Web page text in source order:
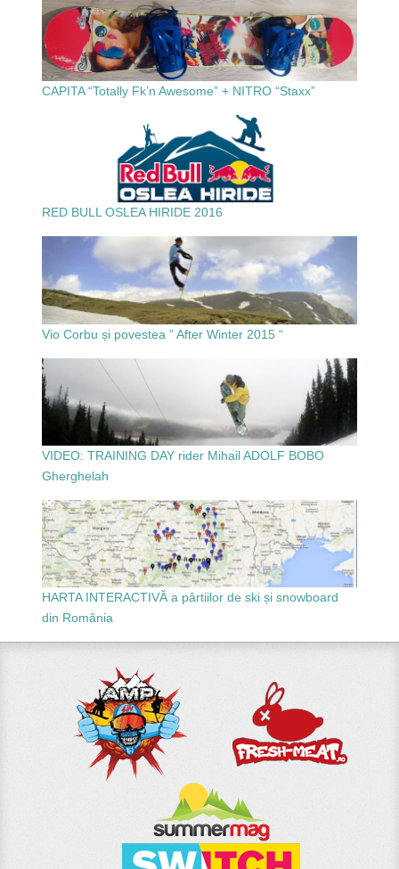
CAPITA “Totally Fk’n Awesome” + NITRO “Staxx”
RED BULL OSLEA HIRIDE 2016
Vio Corbu și povestea ” After Winter 2015 “
VIDEO: TRAINING DAY rider Mihail ADOLF BOBO
Gherghelah
HARTA INTERACTIVĂ a pârtiilor de ski și snowboard
din România